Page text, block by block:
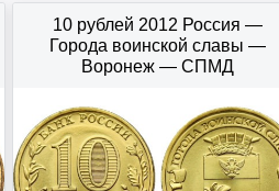
10 рублей 2012 Россия —
Города воинской славы —
Воронеж — СПМД